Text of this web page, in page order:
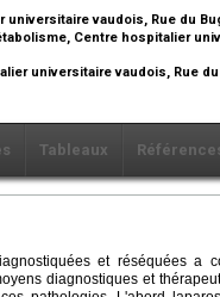
vaudois, Rue du
Centre hospitalier
universitaire vaudois, Rue
Tableaux
et réséquées a
diagnostiques et